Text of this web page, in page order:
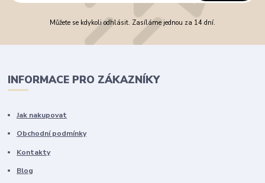
Můžete se kdykoli odhlásit. Zasíláme jednou za 14 dní.
INFORMACE PRO ZÁKAZNÍKY
Jak nakupovat
Obchodní podmínky
Kontakty
Blog